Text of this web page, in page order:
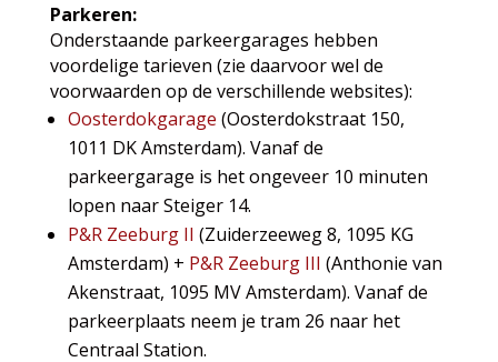
Parkeren:
Onderstaande parkeergarages hebben
voordelige tarieven (zie daarvoor wel de
voorwaarden op de verschillende websites):
Oosterdokgarage (Oosterdokstraat 150,
1011 DK Amsterdam). Vanaf de
parkeergarage is het ongeveer 10 minuten
lopen naar Steiger 14.
P&R Zeeburg II (Zuiderzeeweg 8, 1095 KG
Amsterdam) + P&R Zeeburg III (Anthonie van
Akenstraat, 1095 MV Amsterdam). Vanaf de
parkeerplaats neem je tram 26 naar het
Centraal Station.